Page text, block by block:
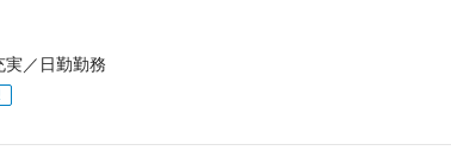
実／日勤勤務